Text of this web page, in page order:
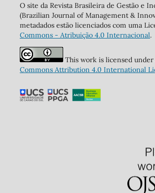
O site da Revista Brasileira de Gestão e
(Brazilian Journal of Management &
metadados estão licenciados com uma
Commons - Atribuição 4.0 Internacional.
This work is licensed under
Commons Attribution 4.0 International